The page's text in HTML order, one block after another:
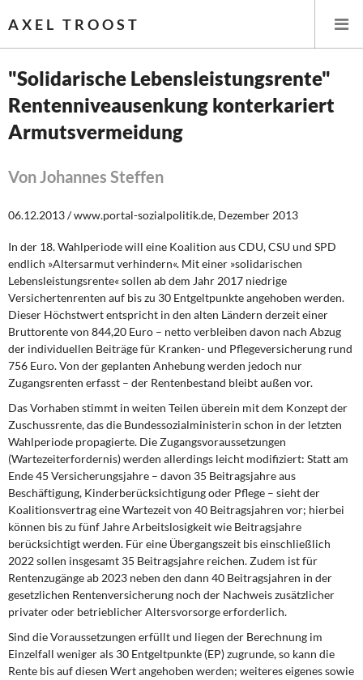
AXEL TROOST
Startseite
Leitlinien linker Wirtschafts- und Finanzpolitik
Wirtschaftspolitik
Steuer- und Finanzpolitik
Öffentliche Infrastruktur und Daseinsvorsorge
Eurokrise und Griechenland
DIE LINKE
Weitere Themen
Memo-Gruppe
Institut Solidarische Moderne
Rosa-Luxemburg-Stiftung
Über mich
Kontakt
"Solidarische Lebensleistungsrente"
Rentenniveausenkung konterkariert
Armutsvermeidung
Von Johannes Steffen
06.12.2013 / www.portal-sozialpolitik.de, Dezember 2013
In der 18. Wahlperiode will eine Koalition aus CDU, CSU und SPD
endlich »Altersarmut verhindern«. Mit einer »solidarischen
Lebensleistungsrente« sollen ab dem Jahr 2017 niedrige
Versichertenrenten auf bis zu 30 Entgeltpunkte angehoben werden.
Dieser Höchstwert entspricht in den alten Ländern derzeit einer
Bruttorente von 844,20 Euro – netto verbleiben davon nach Abzug
der individuellen Beiträge für Kranken- und Pflegeversicherung rund
756 Euro. Von der geplanten Anhebung werden jedoch nur
Zugangsrenten erfasst – der Rentenbestand bleibt außen vor.
Das Vorhaben stimmt in weiten Teilen überein mit dem Konzept der
Zuschussrente, das die Bundessozialministerin schon in der letzten
Wahlperiode propagierte. Die Zugangsvoraussetzungen
(Wartezeiterfordernis) werden allerdings leicht modifiziert: Statt am
Ende 45 Versicherungsjahre – davon 35 Beitragsjahre aus
Beschäftigung, Kinderberücksichtigung oder Pflege – sieht der
Koalitionsvertrag eine Wartezeit von 40 Beitragsjahren vor; hierbei
können bis zu fünf Jahre Arbeitslosigkeit wie Beitragsjahre
berücksichtigt werden. Für eine Übergangszeit bis einschließlich
2022 sollen insgesamt 35 Beitragsjahre reichen. Zudem ist für
Rentenzugänge ab 2023 neben den dann 40 Beitragsjahren in der
gesetzlichen Rentenversicherung noch der Nachweis zusätzlicher
privater oder betrieblicher Altersvorsorge erforderlich.
Sind die Voraussetzungen erfüllt und liegen der Berechnung im
Einzelfall weniger als 30 Entgeltpunkte (EP) zugrunde, so kann die
Rente bis auf diesen Wert angehoben werden; weiteres eigenes sowie